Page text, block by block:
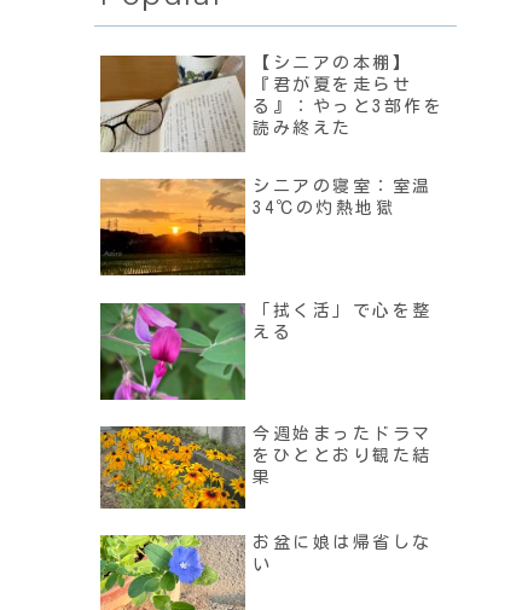
【シニアの本棚】
『君が夏を走らせ
る』：やっと3部作を
読み終えた
シニアの寝室：室温
34℃の灼熱地獄
「拭く活」で心を整
える
今週始まったドラマ
をひととおり観た結
果
お盆に娘は帰省しな
い